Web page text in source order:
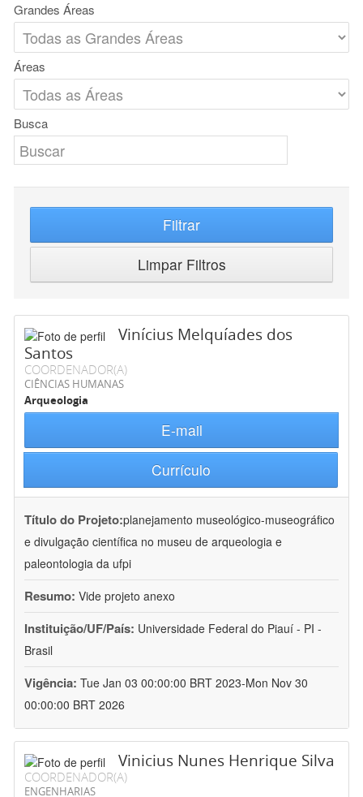
Grandes Áreas
Áreas
Busca
Filtrar
Limpar Filtros
Vinícius Melquíades dos
Santos
COORDENADOR(A)
CIÊNCIAS HUMANAS
Arqueologia
E-mail
Currículo
Título do Projeto:planejamento museológico-museográfico
e divulgação científica no museu de arqueologia e
paleontologia da ufpi
Resumo: Vide projeto anexo
Instituição/UF/País: Universidade Federal do Piauí - PI -
Brasil
Vigência: Tue Jan 03 00:00:00 BRT 2023-Mon Nov 30
00:00:00 BRT 2026
Vinicius Nunes Henrique Silva
COORDENADOR(A)
ENGENHARIAS